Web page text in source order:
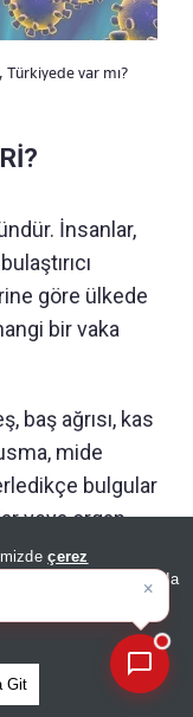
çerez
ve GDPR kapsamında
Git
var mı?
İnsanlar,
göre ülkede
bir vaka
baş ağrısı, kas
mide
bulgular
veya organ
Klinikte
replasman
tedavi
halinde böbrek
×
gündem ve